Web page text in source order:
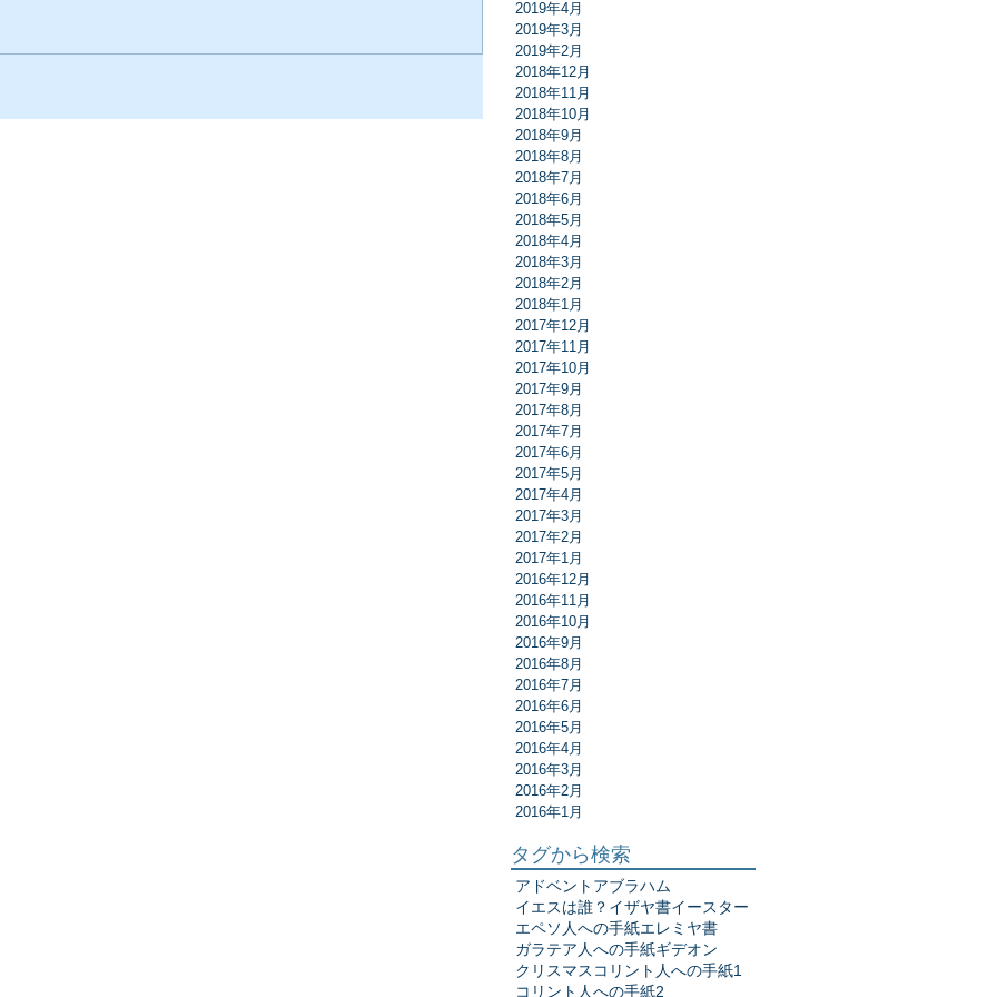
2019年4月
2019年3月
2019年2月
2018年12月
2018年11月
2018年10月
2018年9月
2018年8月
2018年7月
2018年6月
2018年5月
2018年4月
2018年3月
2018年2月
2018年1月
2017年12月
2017年11月
2017年10月
2017年9月
2017年8月
2017年7月
2017年6月
2017年5月
2017年4月
2017年3月
2017年2月
2017年1月
2016年12月
2016年11月
2016年10月
2016年9月
2016年8月
2016年7月
2016年6月
2016年5月
2016年4月
2016年3月
2016年2月
2016年1月
タグから検索
アドベント アブラハム
イエスは誰？ イザヤ書イースター
エペソ人への手紙エレミヤ書
ガラテア人への手紙ギデオン
クリスマス コリント人への手紙1
コリント人への手紙2